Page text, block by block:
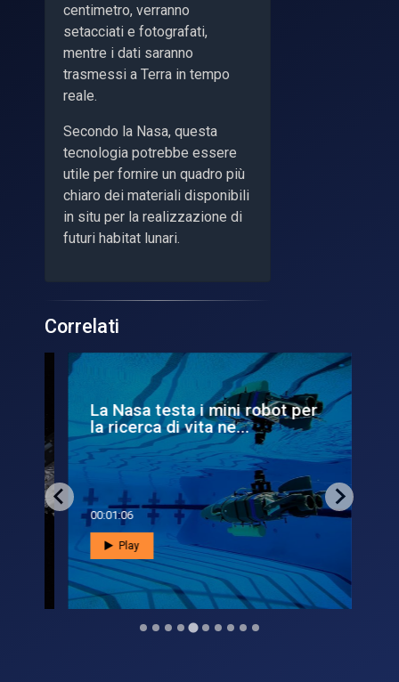
centimetro, verranno
setacciati e fotografati,
mentre i dati saranno
trasmessi a Terra in tempo
reale.
Secondo la Nasa, questa
tecnologia potrebbe essere
utile per fornire un quadro più
chiaro dei materiali disponibili
in situ per la realizzazione di
futuri habitat lunari.
Correlati
La Nasa testa i mini robot per
la ricerca di vita ne...
00:01:06
Play